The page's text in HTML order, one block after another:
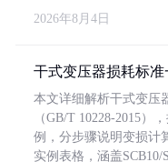
2026年8月4日
干式变压器损耗标
本文详细解析干式变压
（GB/T 10228-2015）
例，分步骤说明变损计
实例表格，涵盖